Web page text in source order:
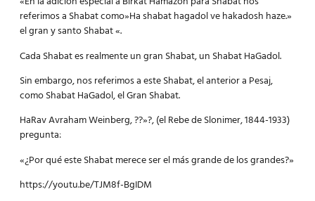
referimos a Shabat como»Ha shabat hagadol ve hakadosh haze.»
el gran y santo Shabat «.
Cada Shabat es realmente un gran Shabat, un Shabat HaGadol.
Sin embargo, nos referimos a este Shabat, el anterior a Pesaj,
como Shabat HaGadol, el Gran Shabat.
HaRav Avraham Weinberg, ??»?, (el Rebe de Slonimer, 1844-1933)
pregunta:
«¿Por qué este Shabat merece ser el más grande de los grandes?»
https://youtu.be/TJM8f-BgIDM